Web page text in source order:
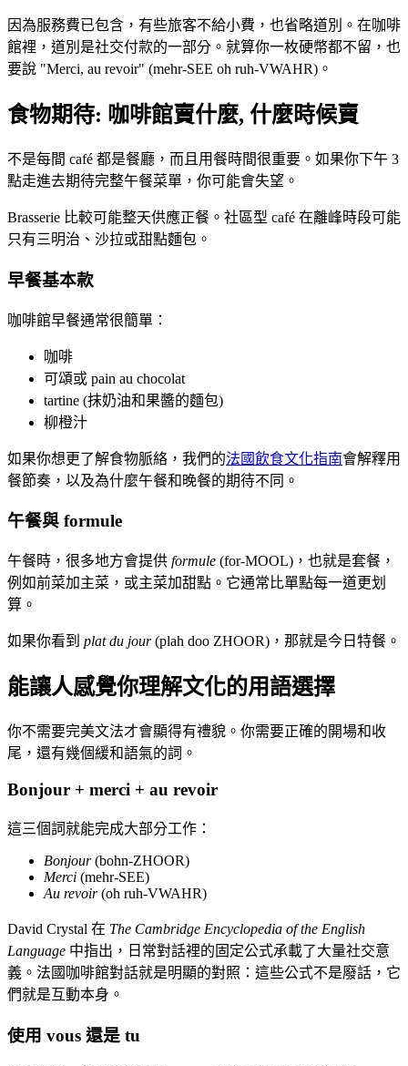
因為服務費已包含，有些旅客不給小費，也省略道別。在咖啡
館裡，道別是社交付款的一部分。就算你一枚硬幣都不留，也
要說 "Merci, au revoir" (mehr-SEE oh ruh-VWAHR)。
食物期待: 咖啡館賣什麼, 什麼時候賣
不是每間 café 都是餐廳，而且用餐時間很重要。如果你下午 3
點走進去期待完整午餐菜單，你可能會失望。
Brasserie 比較可能整天供應正餐。社區型 café 在離峰時段可能
只有三明治、沙拉或甜點麵包。
早餐基本款
咖啡館早餐通常很簡單：
咖啡
可頌或 pain au chocolat
tartine (抹奶油和果醬的麵包)
柳橙汁
如果你想更了解食物脈絡，我們的法國飲食文化指南會解釋用
餐節奏，以及為什麼午餐和晚餐的期待不同。
午餐與 formule
午餐時，很多地方會提供 formule (for-MOOL)，也就是套餐，
例如前菜加主菜，或主菜加甜點。它通常比單點每一道更划
算。
如果你看到 plat du jour(plah doo ZHOOR)，那就是今日特餐。
能讓人感覺你理解文化的用語選擇
你不需要完美文法才會顯得有禮貌。你需要正確的開場和收
尾，還有幾個緩和語氣的詞。
Bonjour + merci + au revoir
這三個詞就能完成大部分工作：
Bonjour(bohn-ZHOOR)
Merci (mehr-SEE)
Au revoir(oh ruh-VWAHR)
David Crystal 在 The Cambridge Encyclopedia of the English
Language 中指出，日常對話裡的固定公式承載了大量社交意
義。法國咖啡館對話就是明顯的對照：這些公式不是廢話，它
們就是互動本身。
使用 vous 還是 tu